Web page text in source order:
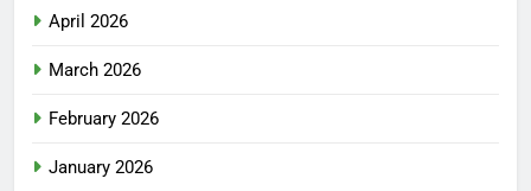
April 2026
March 2026
February 2026
January 2026